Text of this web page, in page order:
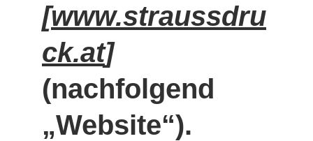
[www.straussdru
ck.at]
(nachfolgend
„Website“).